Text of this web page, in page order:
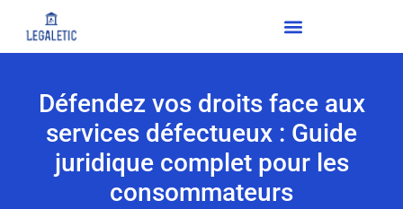
Défendez vos droits face aux
services défectueux : Guide
juridique complet pour les
consommateurs